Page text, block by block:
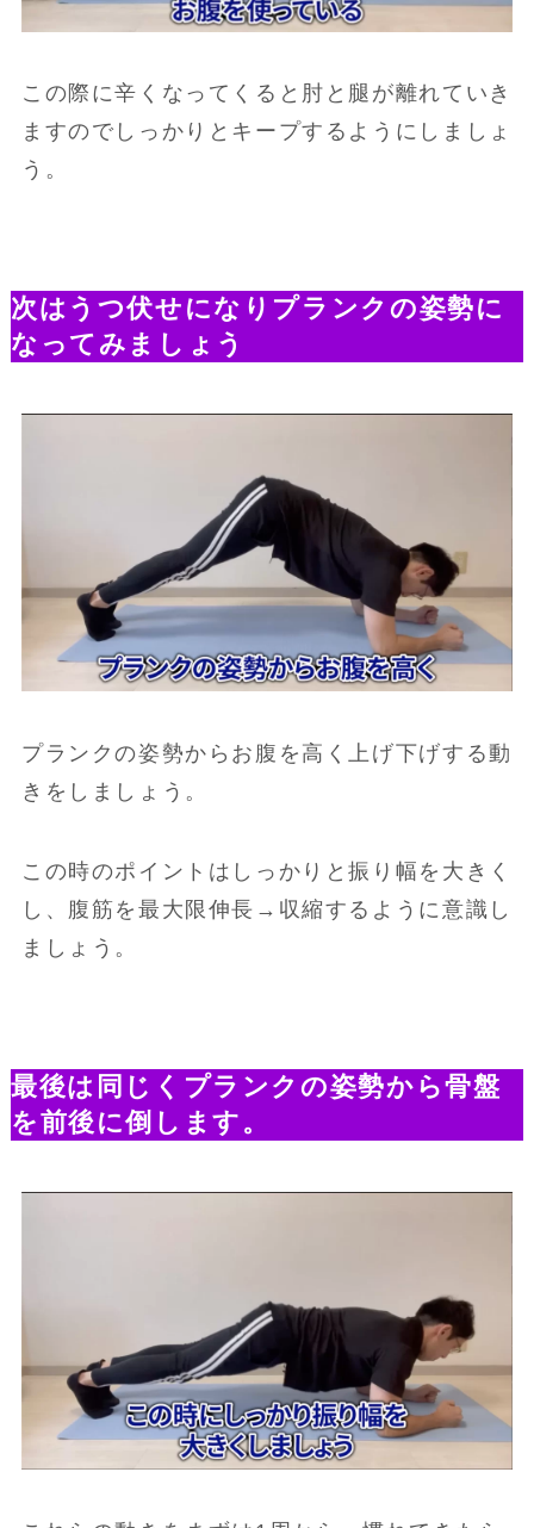
この際に辛くなってくると肘と腿が離れていき
ますのでしっかりとキープするようにしましょ
う。
次はうつ伏せになりプランクの姿勢に
なってみましょう
プランクの姿勢からお腹を高く上げ下げする動
きをしましょう。
この時のポイントはしっかりと振り幅を大きく
し、腹筋を最大限伸長→収縮するように意識し
ましょう。
最後は同じくプランクの姿勢から骨盤
を前後に倒します。